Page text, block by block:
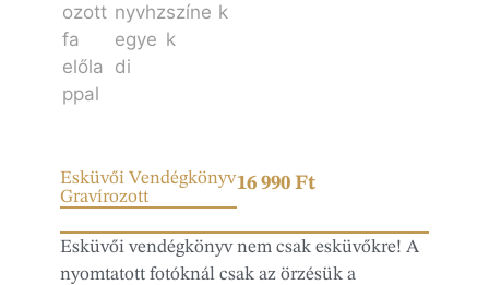
Esküvői Vendégkönyv
Gravírozott
16 990 Ft
Esküvői vendégkönyv nem csak esküvőkre! A
nyomtatott fotóknál csak az örzésük a